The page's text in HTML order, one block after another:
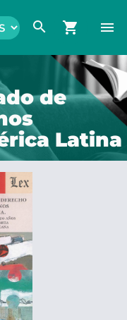
search shopping_cart menu
de
Latina